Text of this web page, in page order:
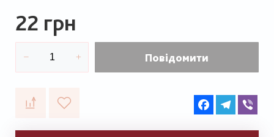
22 грн
Повідомити
FacebookTelegram